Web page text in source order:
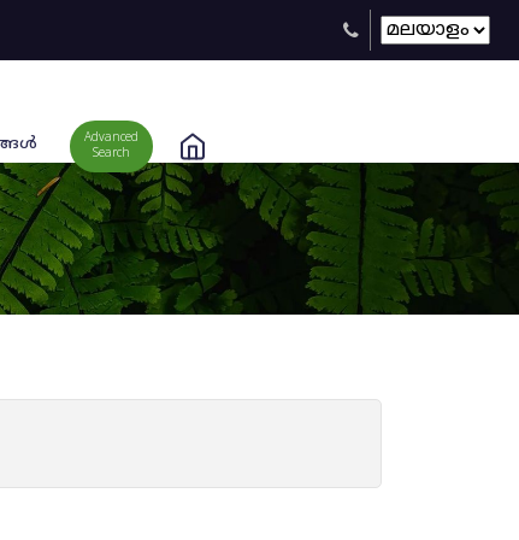
Advanced
Search